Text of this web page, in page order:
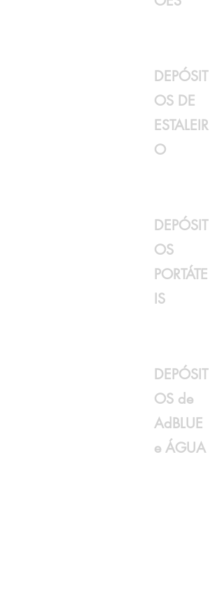
DEPÓSIT
OS DE
ESTALEIR
O
DEPÓSIT
OS
PORTÁTE
IS
DEPÓSIT
OS de
AdBLUE
e ÁGUA